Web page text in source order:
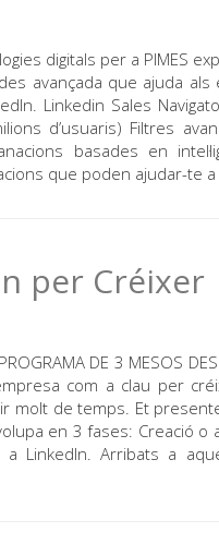
digitals per a PIMES
avançada que ajuda
Linkedin Sales
d’usuaris) Filtres
basades en
que poden ajudar-te
per Créixer
DE 3 MESOS
com a clau per
molt de temps. Et
en 3 fases: Creació o
a LinkedIn. Arribats a